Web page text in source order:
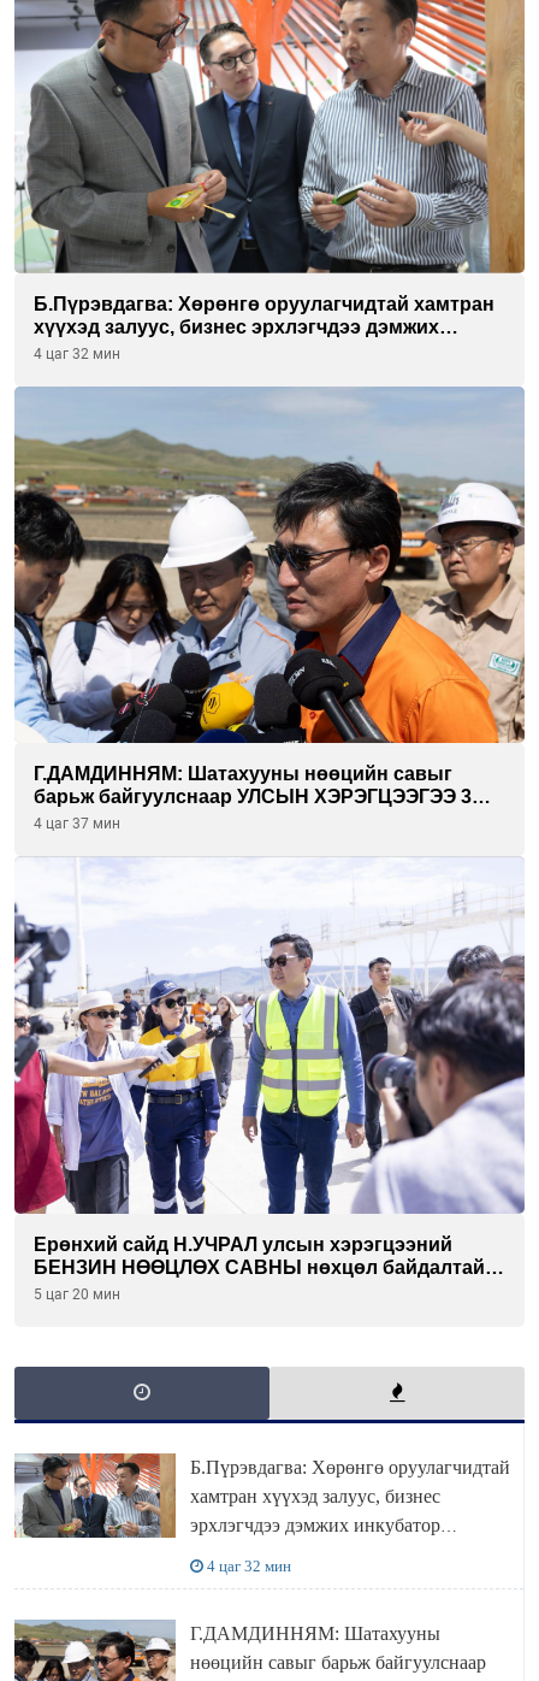
Б.Пүрэвдагва: Хөрөнгө оруулагчидтай хамтран
хүүхэд залуус, бизнес эрхлэгчдээ дэмжих
инкубатор төвүүдийг хотын захын
4 цаг 32 мин
Г.ДАМДИННЯМ: Шатахууны нөөцийн савыг
барьж байгуулснаар УЛСЫН ХЭРЭГЦЭЭГЭЭ 3
САРААР НӨӨЦЛӨДӨГ болно
4 цаг 37 мин
Ерөнхий сайд Н.УЧРАЛ улсын хэрэгцээний
БЕНЗИН НӨӨЦЛӨХ САВНЫ нөхцөл байдалтай
танилцлаа
5 цаг 20 мин
Б.Пүрэвдагва: Хөрөнгө оруулагчидтай
хамтран хүүхэд залуус, бизнес
эрхлэгчдээ дэмжих инкубатор
4 цаг 32 мин
Г.ДАМДИННЯМ: Шатахууны
нөөцийн савыг барьж байгуулснаар